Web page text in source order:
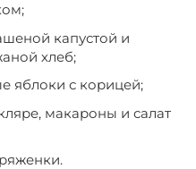
капустой и
хлеб;
яблоки с корицей;
макароны и салат